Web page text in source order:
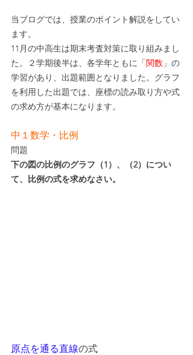
当ブログでは、授業のポイント解説をしてい
ます。
11月の中高生は期末考査対策に取り組みまし
た。２学期後半は、各学年ともに「関数 」の
学習があり、出題範囲となりました。グラフ
を利用した出題では、座標の読み取り方や式
の求め方が基本になります。
中１数学・比例
問題
下の図の比例のグラフ（1）、（2）につい
て、比例の式を求めなさい。
原点を通る直線の式